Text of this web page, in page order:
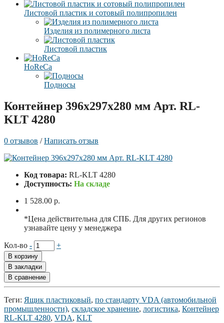
Листовой пластик и сотовый полипропилен
Изделия из полимерного листа
Листовой пластик
HoReCa
Подносы
Контейнер 396х297х280 мм Арт. RL-
KLT 4280
0 отзывов /Написать отзыв
Код товара: RL-KLT 4280
Доступность: На складе
1 528.00 р.
*Цена действительна для СПБ. Для других регионов
узнавайте цену у менеджера
Кол-во - +
В корзину
В закладки
В сравнение
Теги: Ящик пластиковый, по стандарту VDA (автомобильной
промышленности), складское хранение, логистика, Контейнер
RL-KLT 4280, VDA, KLT